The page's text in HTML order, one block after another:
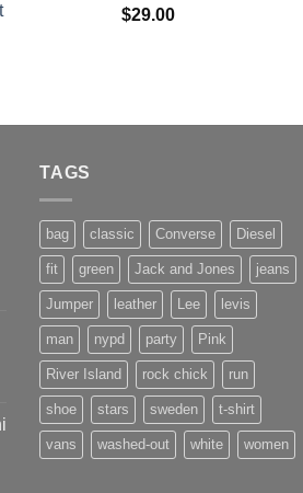
Được xếp
$29.00
TAGS
bag classic Converse Diesel
fit green Jack and Jones jeans
Jumper leather Lee levis
man nypd party Pink
River Island rock chick run
shoe stars sweden t-shirt
vans washed-out white women